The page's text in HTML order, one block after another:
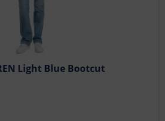
Light Blue Bootcut